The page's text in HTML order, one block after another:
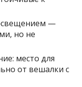
—
но не
место для
от вешалки с